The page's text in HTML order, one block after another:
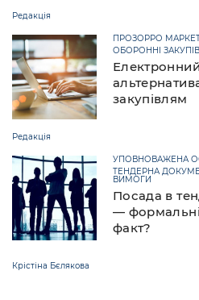
Редакція
закупівлям
ПРОЗОРРО
ОБОРОННІ
Редакція
Посада в
—
факт?
УПОВНОВАЖЕНА
ТЕНДЕРНА
ВИМОГИ
Крістіна Бєлякова